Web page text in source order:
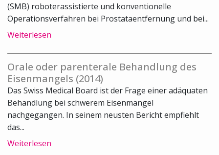
(SMB) roboterassistierte und konventionelle
Operationsverfahren bei Prostataentfernung und bei...
Weiterlesen
Orale oder parenterale Behandlung des
Eisenmangels (2014)
Das Swiss Medical Board ist der Frage einer adäquaten
Behandlung bei schwerem Eisenmangel
nachgegangen. In seinem neusten Bericht empfiehlt
das...
Weiterlesen